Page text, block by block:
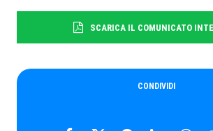
SCARICA IL COMUNICATO
CONDIVIDI